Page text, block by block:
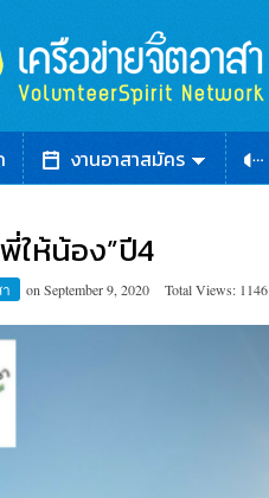
งานอาสาสมัคร
ให้น้อง”ปี4
on September 9, 2020 Total Views: 1146